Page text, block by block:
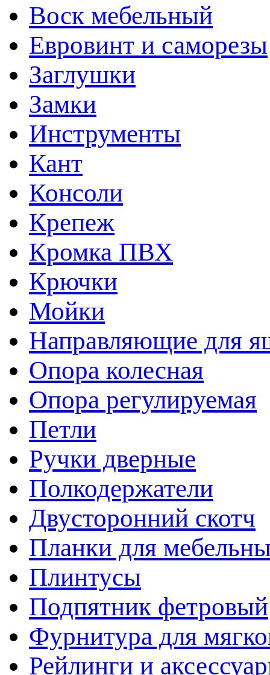
Воск мебельный
Евровинт и саморезы
Заглушки
Замки
Инструменты
Кант
Консоли
Крепеж
Кромка ПВХ
Крючки
Мойки
Направляющие для
Опора колесная
Опора регулируемая
Петли
Ручки дверные
Полкодержатели
Двусторонний скотч
Планки для
Плинтусы
Подпятник фетровый
Фурнитура для
Рейлинги и